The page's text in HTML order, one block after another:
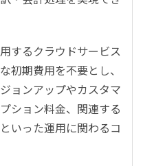
するクラウドサービス
初期費用を不要とし、
ョンアップやカスタマ
ション料金、関連する
いった運用に関わるコ